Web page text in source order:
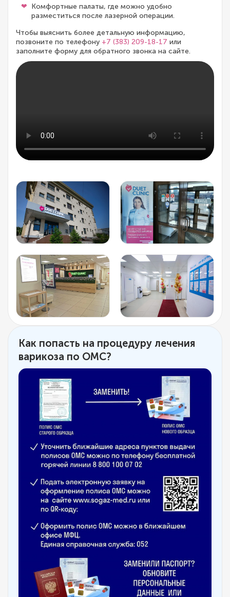
Комфортные палаты, где можно удобно
разместиться после лазерной операции.
Чтобы выяснить более детальную информацию,
позвоните по телефону +7 (383) 209-18-17 или
заполните форму для обратного звонка на сайте.
Как попасть на процедуру лечения
варикоза по ОМС?